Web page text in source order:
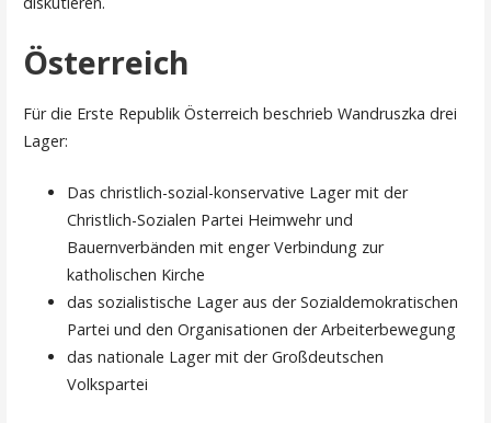
Österreich
Für die Erste Republik Österreich beschrieb Wandruszka drei
Lager:
Das christlich-sozial-konservative Lager mit der
Christlich-Sozialen Partei Heimwehr und
Bauernverbänden mit enger Verbindung zur
katholischen Kirche
das sozialistische Lager aus der Sozialdemokratischen
Partei und den Organisationen der Arbeiterbewegung
das nationale Lager mit der Großdeutschen
Volkspartei